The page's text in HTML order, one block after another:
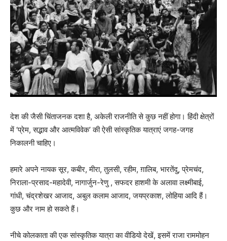
देश की जैसी चिंताजनक दशा है, अकेली राजनीति से कुछ नहीं होगा। हिंदी क्षेत्रों
में ‘प्रेम, सद्भाव और आत्मविवेक’ की ऐसी सांस्कृतिक यात्राएं जगह-जगह
निकालनी चाहिए।
हमारे अपने नायक सूर, कबीर, मीरा, तुलसी, रहीम, ग़ालिब, भारतेंदु, प्रेमचंद,
निराला-प्रसाद-महादेवी, नागार्जुन-रेणु , सफदर हाशमी के अलावा लक्ष्मीबाई,
गांधी, चंद्रशेखर आजाद, अबुल कलाम आजाद, जयप्रकाश, लोहिया आदि हैं।
कुछ और नाम हो सकते हैं।
नीचे कोलकाता की एक सांस्कृतिक यात्रा का वीडियो देखें, इसमें राजा राममोहन